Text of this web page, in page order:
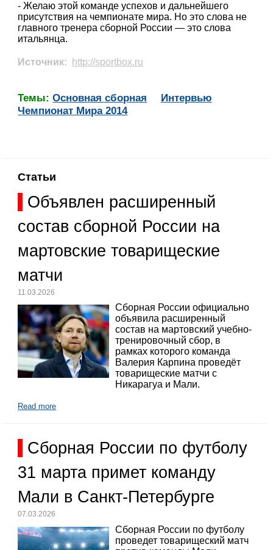
- Желаю этой команде успехов и дальнейшего
присутствия на чемпионате мира. Но это слова не
главного тренера сборной России — это слова
итальянца.
Источник: http://sportbox.ru
Темы:Основная сборная
Интервью
Чемпионат Мира 2014
Статьи
Объявлен расширенный
состав сборной России на
мартовские товарищеские
матчи
11.03.2026
Сборная России официально
объявила расширенный
состав на мартовский учебно-
тренировочный сбор, в
рамках которого команда
Валерия Карпина проведёт
товарищеские матчи с
Никарагуа и Мали.
Read more
Сборная России по футболу
31 марта примет команду
Мали в Санкт-Петербурге
07.03.2026
Сборная России по футболу
проведет товарищеский матч